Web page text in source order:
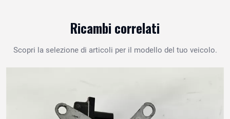
Ricambi correlati
Scopri la selezione di articoli per il modello del tuo veicolo.